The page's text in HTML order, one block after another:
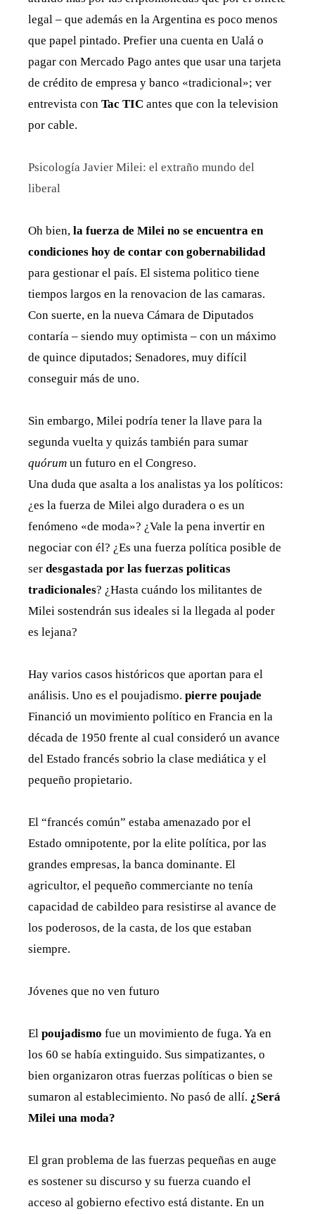
legal – que además en la Argentina es poco menos
que papel pintado. Prefier una cuenta en Ualá o
pagar con Mercado Pago antes que usar una tarjeta
de crédito de empresa y banco «tradicional»; ver
entrevista con Tac TIC antes que con la television
por cable.
Psicología Javier Milei: el extraño mundo del
liberal
Oh bien, la fuerza de Milei no se encuentra en
condiciones hoy de contar con gobernabilidad
para gestionar el país. El sistema politico tiene
tiempos largos en la renovacion de las camaras.
Con suerte, en la nueva Cámara de Diputados
contaría – siendo muy optimista – con un máximo
de quince diputados; Senadores, muy difícil
conseguir más de uno.
Sin embargo, Milei podría tener la llave para la
segunda vuelta y quizás también para sumar
quórum un futuro en el Congreso.
Una duda que asalta a los analistas ya los políticos:
¿es la fuerza de Milei algo duradera o es un
fenómeno «de moda»? ¿Vale la pena invertir en
negociar con él? ¿Es una fuerza política posible de
ser desgastada por las fuerzas politicas
tradicionales? ¿Hasta cuándo los militantes de
Milei sostendrán sus ideales si la llegada al poder
es lejana?
Hay varios casos históricos que aportan para el
análisis. Uno es el poujadismo. pierre poujade
Financió un movimiento político en Francia en la
década de 1950 frente al cual consideró un avance
del Estado francés sobrio la clase mediática y el
pequeño propietario.
El “francés común” estaba amenazado por el
Estado omnipotente, por la elite política, por las
grandes empresas, la banca dominante. El
agricultor, el pequeño commerciante no tenía
capacidad de cabildeo para resistirse al avance de
los poderosos, de la casta, de los que estaban
siempre.
Jóvenes que no ven futuro
El poujadismo fue un movimiento de fuga. Ya en
los 60 se había extinguido. Sus simpatizantes, o
bien organizaron otras fuerzas políticas o bien se
sumaron al establecimiento. No pasó de allí. ¿Será
Milei una moda?
El gran problema de las fuerzas pequeñas en auge
es sostener su discurso y su fuerza cuando el
acceso al gobierno efectivo está distante. En un